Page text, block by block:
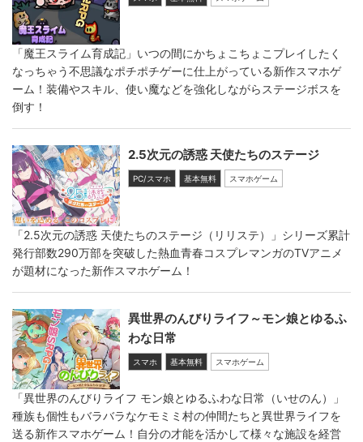
「魔王スライム育成記」いつの間にかちょこちょこプレイしたく
なっちゃう不思議なポチポチゲーに仕上がっている新作スマホゲ
ーム！装備やスキル、使い魔などを強化しながらステージボスを
倒す！
2.5次元の誘惑 天使たちのステージ
PC/スマホ 基本無料 スマホゲーム
「2.5次元の誘惑 天使たちのステージ（リリステ）」シリーズ累計
発行部数290万部を突破した熱血青春コスプレマンガのTVアニメ
が題材になった新作スマホゲーム！
異世界のんびりライフ～モン娘とゆるふ
わな日常
スマホ 基本無料 スマホゲーム
「異世界のんびりライフ モン娘とゆるふわな日常（いせのん）」
種族も個性もバラバラなケモミミ村の仲間たちと異世界ライフを
送る新作スマホゲーム！自分の才能を活かして様々な施設を経営